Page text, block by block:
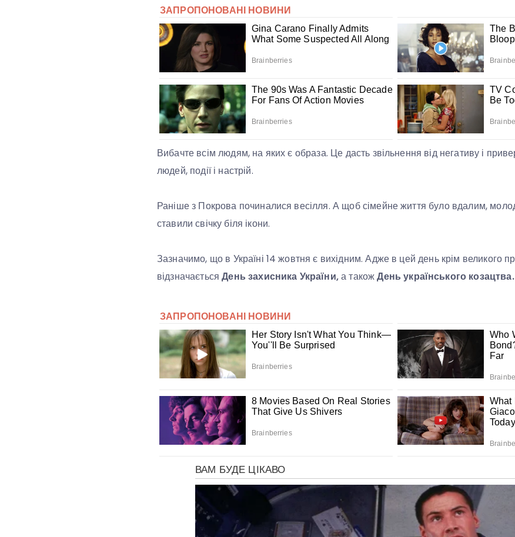
Вибачте всім людям, на яких є образа. Це дасть звільнення від негативу і
людей, події і настрій.
Раніше з Покрова починалися весілля. А щоб сімейне життя було вдалим,
ставили свічку біля ікони.
Зазначимо, що в Україні 14 жовтня є вихідним. Адже в цей день крім великого
відзначаєтьсяДень захисника України,а такожДень українського козацтва.